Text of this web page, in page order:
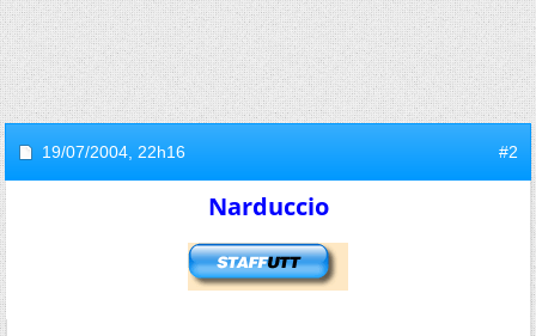
19/07/2004, 22h16 #2
Narduccio